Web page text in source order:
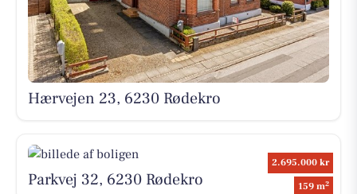
Hærvejen 23, 6230 Rødekro
2.695.000 kr
159 m2
Parkvej 32, 6230 Rødekro